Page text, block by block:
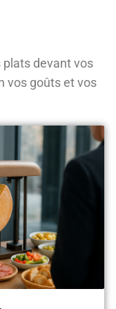
plats devant vos
vos goûts et vos